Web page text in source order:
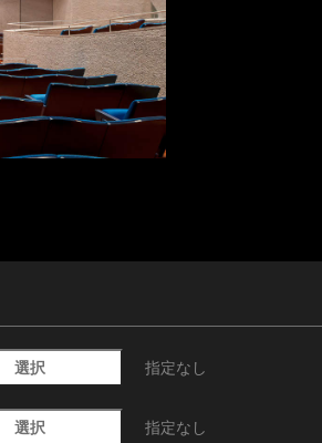
選択 指定なし
選択 指定なし